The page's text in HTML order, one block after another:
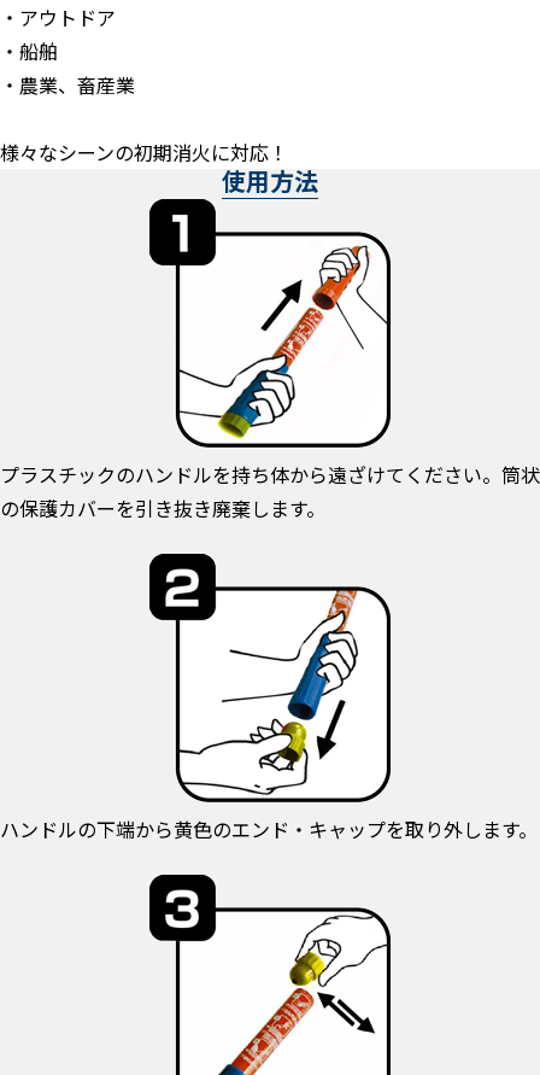
・アウトドア
・船舶
・農業、畜産業
様々なシーンの初期消火に対応！
使用方法
プラスチックのハンドルを持ち体から遠ざけてください。筒状
の保護カバーを引き抜き廃棄します。
ハンドルの下端から黄色のエンド・キャップを取り外します。